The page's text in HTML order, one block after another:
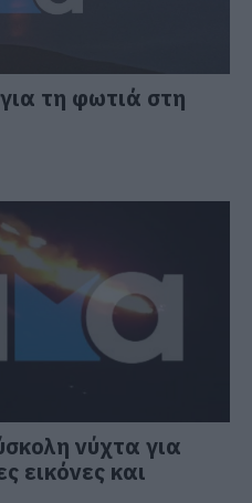
τη φωτιά στη
νύχτα για
εικόνες και